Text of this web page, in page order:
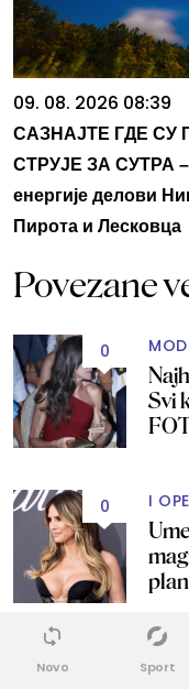
09. 08. 2026 08:39
САЗНАЈТЕ ГДЕ
СТРУЈЕ ЗА СУТРА –
енергије делови
Пирота и Лесковца
Povezane
0
Svi
0 I
Novo Sport